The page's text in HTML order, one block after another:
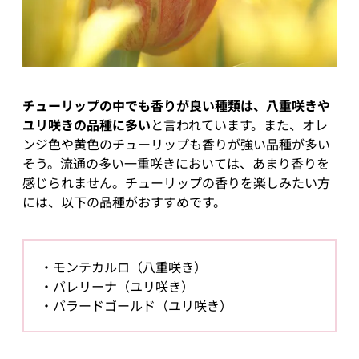
チューリップの中でも香りが良い種類は、八重咲きや
ユリ咲きの品種に多いと言われています。また、オレ
ンジ色や黄色のチューリップも香りが強い品種が多い
そう。流通の多い一重咲きにおいては、あまり香りを
感じられません。チューリップの香りを楽しみたい方
には、以下の品種がおすすめです。
モンテカルロ（八重咲き）
バレリーナ（ユリ咲き）
バラードゴールド（ユリ咲き）